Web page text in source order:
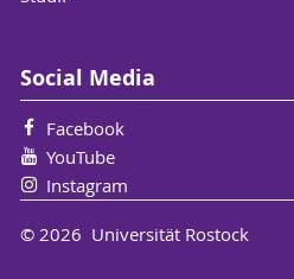
Social Media
Facebook
YouTube
Instagram
© 2026 Universität Rostock